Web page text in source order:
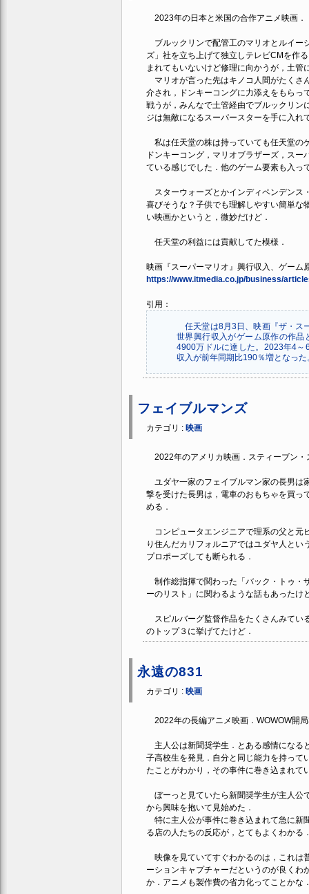
2023年の日本と米国の合作アニメ映画．
ブルックリンで配管工のマリオとルイー
ズ」社を立ち上げて独立しテレビCMを作
まれてもいないけど修理に向かうが，土管
マリオが言った先はキノコ人間がたくさ
介され，ドンキーコングに力添えをもらっ
戦うが，みんなで土管経由でブルックリン
ジは無敵になるスーパースターを手に入
私は任天堂の株は持っていても任天堂の
ドンキーコング，マリオブラザーズ，ス
ている感じでした．他のゲーム要素も入っ
スターウォーズとかインディペンデンス
喜びそうな？子供でも理解しやすい簡単な
い映画かというと，微妙だけど．
任天堂の利益には貢献してた模様．
映画『スーパーマリオ』興行収入、ゲー
https://www.itmedia.co.jp/business/
引用：
任天堂は8月3日、映画『ザ・ス
世界興行収入がゲーム原作の作
4900万ドルに達した。2023年4～
収入が前年同期比190％増となった
フェイブルマンズ
カテゴリ : 映画
2022年のアメリカ映画．スティーブン・
ユダヤ一家のフェイブルマン家の長男は
撃を受けた長男は，電車のおもちゃを買っ
める．
コンピュータエンジニアで理系の父と元
り住んだカリフォルニアではユダヤ人と
プロポーズしても断られる．
制作総指揮で関わった「バック・トゥ・
ーのリスト」に関わるような話もあったけ
スピルバーグ監督作品をたくさんみてい
のトップ３に挙げてたけど．
永遠の831
カテゴリ : 映画
2022年の長編アニメ映画．WOWOW開
主人公は新聞奨学生．とある感情になる
子高校生を発見．自分と同じ能力を持って
たことがわかり，その事件に巻き込まれて
ぼーっと見ていたら新聞奨学生が主人公
から興味を抱いて見始めた．
特に主人公が事件に巻き込まれて急に新
る店の人たちの反応が，とてもよくわかる
映像を見ていてすぐわかるのは，これは
ーションキャプチャーだというのが良く
か．アニメも製作費の省力化ってことかな